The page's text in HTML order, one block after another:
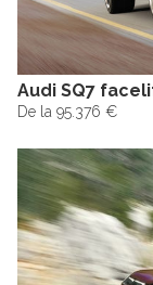
Audi SQ7
De la 95.376 €